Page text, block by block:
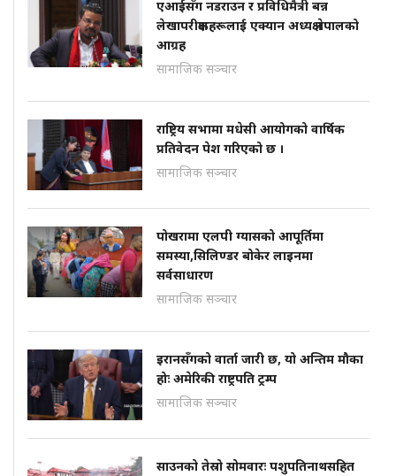
एआईसँग नडराउन र प्रविधिमैत्री बन्न
लेखापरीक्षकहरूलाई एक्यान अध्यक्ष नेपालको
आग्रह
सामाजिक सञ्चार
राष्ट्रिय सभामा मधेसी आयोगको वार्षिक
प्रतिवेदन पेश गरिएको छ ।
सामाजिक सञ्चार
पोखरामा एलपी ग्यासको आपूर्तिमा
समस्या,सिलिण्डर बोकेर लाइनमा
सर्वसाधारण
सामाजिक सञ्चार
इरानसँगको वार्ता जारी छ, यो अन्तिम मौका
होः अमेरिकी राष्ट्रपति ट्रम्प
सामाजिक सञ्चार
साउनको तेस्रो सोमवारः पशुपतिनाथसहित